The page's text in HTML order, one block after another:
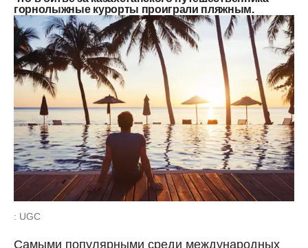
горнолыжные курорты проиграли пляжным.
: UGC
Самыми популярными среди международных